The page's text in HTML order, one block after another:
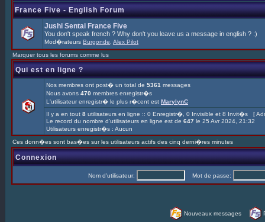
France Five - English Forum
Jushi Sentai France Five
You don't speak french ? Why don't you leave us a message in english ? :)
Mod�rateurs Burgonde Alex Pilot
Marquer tous les forums comme lus
Qui est en ligne ?
Nos membres ont post� un total de 5361 messages
Nous avons 470 membres enregistr�s
L'utilisateur enregistr� le plus r�cent est MarylynC
Il y a en tout 8 utilisateurs en ligne :: 0 Enregistr�, 0 Invisible et 8 Invit�s [
Le record du nombre d'utilisateurs en ligne est de 647 le 25 Avr 2024, 21:32
Utilisateurs enregistr�s : Aucun
Ces donn�es sont bas�es sur les utilisateurs actifs des cinq derni�res minutes
Connexion
Nom d'utilisateur: Mot de passe:
Nouveaux messages